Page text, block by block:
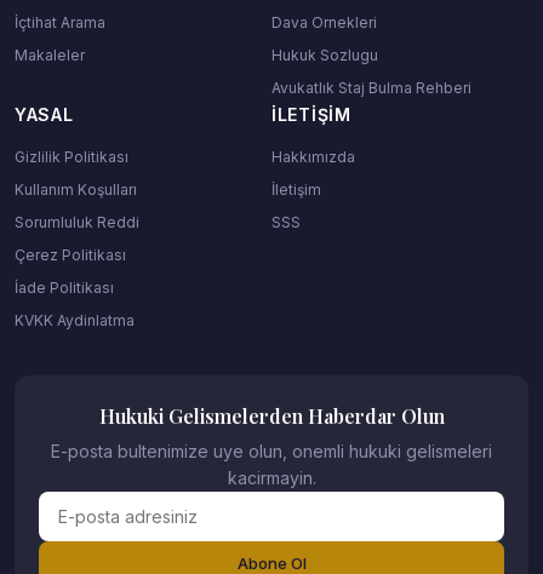
İçtihat Arama
Makaleler
Dava Ornekleri
Hukuk Sozlugu
Avukatlık Staj Bulma Rehberi
YASAL
Gizlilik Politikası
Kullanım Koşulları
Sorumluluk Reddi
Çerez Politikası
İade Politikası
KVKK Aydinlatma
İLETIŞIM
Hakkımızda
İletişim
SSS
Hukuki Gelismelerden Haberdar Olun
E-posta bultenimize uye olun, onemli hukuki gelismeleri
kacirmayin.
Abone Ol